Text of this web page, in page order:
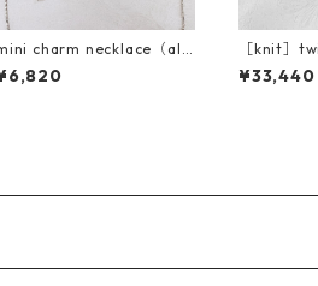
charm necklace（alp
）
［knit］
¥33,440